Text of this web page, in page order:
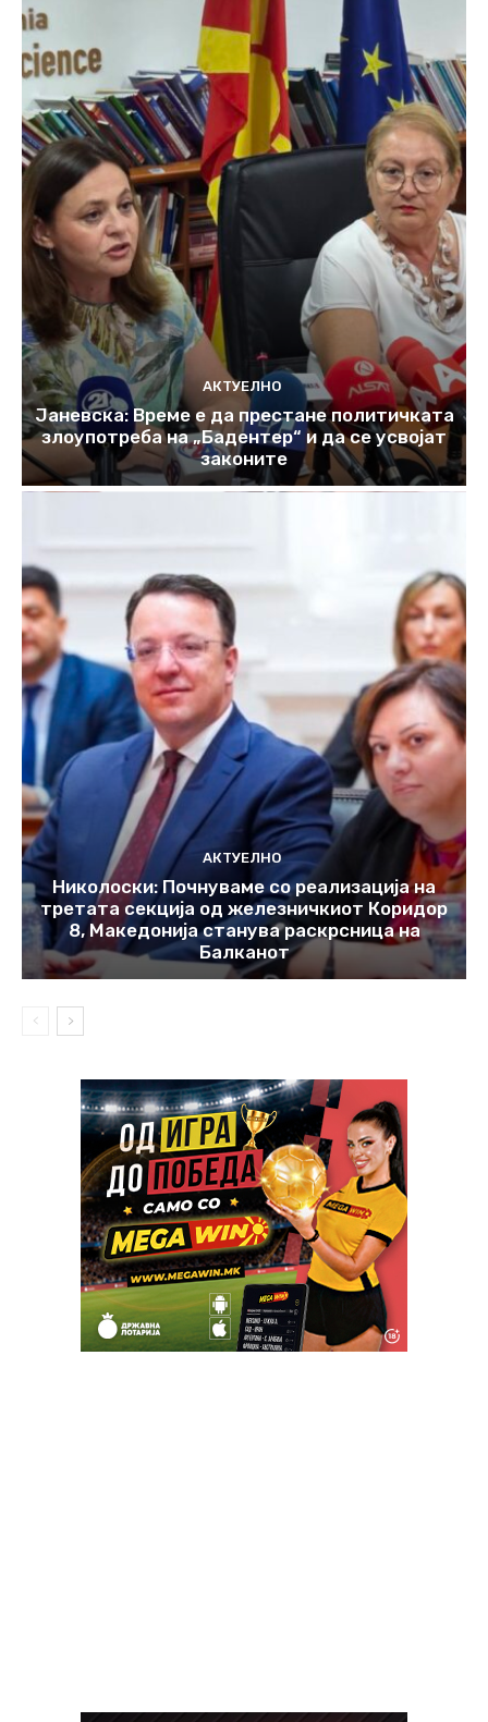
АКТУЕЛНО
Јаневска: Време е да престане политичката
злоупотреба на „Бадентер“ и да се усвојат
законите
АКТУЕЛНО
Николоски: Почнуваме со реализација на
третата секција од железничкиот Коридор
8, Македонија станува раскрсница на
Балканот